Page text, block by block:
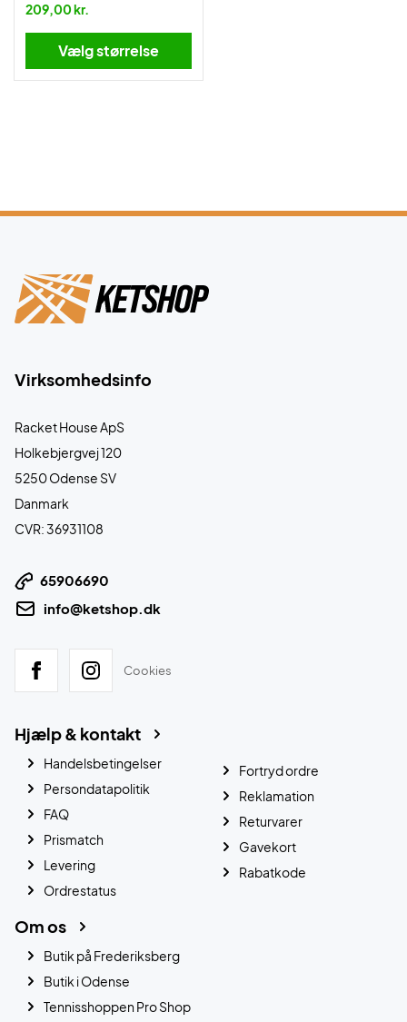
209,00 kr.
Vælg størrelse
Virksomhedsinfo
Racket House ApS
Holkebjergvej 120
5250 Odense SV
Danmark
CVR: 36931108
65906690
info@ketshop.dk
Cookies
Hjælp & kontakt
Handelsbetingelser
Persondatapolitik
FAQ
Prismatch
Levering
Ordrestatus
Fortryd ordre
Reklamation
Returvarer
Gavekort
Rabatkode
Om os
Butik på Frederiksberg
Butik i Odense
Tennisshoppen Pro Shop